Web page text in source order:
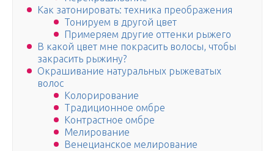
Как затонировать: техника преображения
Тонируем в другой цвет
Примеряем другие оттенки рыжего
В какой цвет мне покрасить волосы, чтобы
закрасить рыжину?
Окрашивание натуральных рыжеватых
волос
Колорирование
Традиционное омбре
Контрастное омбре
Мелирование
Венецианское мелирование